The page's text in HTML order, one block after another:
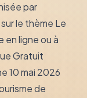
par
le thème Le
en ligne ou à
Gratuit
10 mai 2026
de